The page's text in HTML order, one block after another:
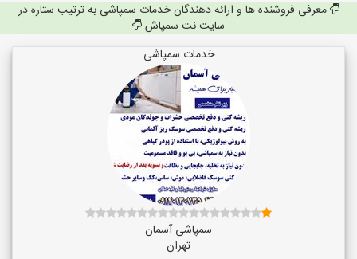
معرفی فروشنده ها و ارائه دهندگان خدمات سمپاشی به ترتیب ستاره در
سایت نت سمپاش
خدمات سمپاشی
سمپاشی آسمان
تهران